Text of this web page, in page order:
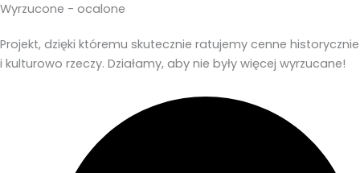
Wyrzucone - ocalone
Projekt, dzięki któremu skutecznie ratujemy cenne historycznie
i kulturowo rzeczy. Działamy, aby nie były więcej wyrzucane!